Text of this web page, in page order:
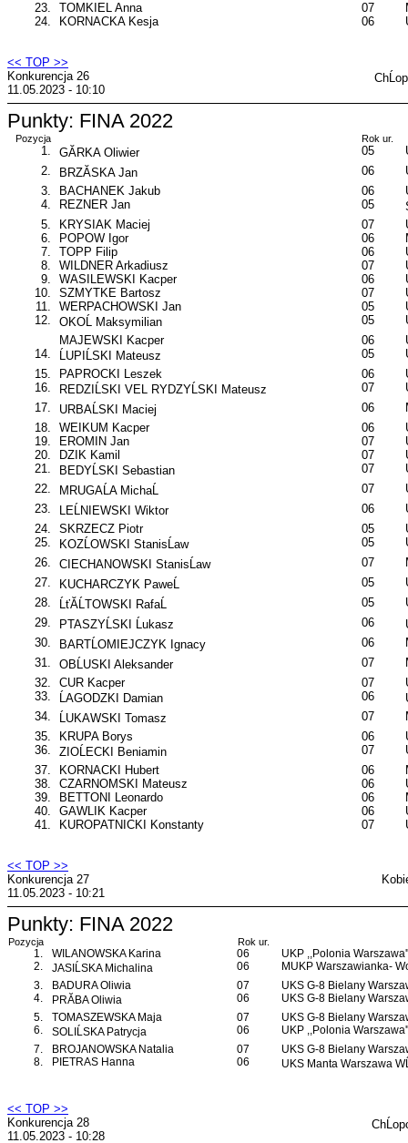
23.
TOMKIEL Anna 07
24.
KORNACKA Kesja 06
<< TOP >>
Konkurencja 26
11.05.2023 - 10:10
Punkty: FINA 2022
Pozycja Rok ur.
1. GĂRKA Oliwier 05
2.
BRZĂSKA Jan 06
3.
BACHANEK Jakub 06
4.
REZNER Jan 05
5.
KRYSIAK Maciej 07
6.
POPOW Igor 06
7.
TOPP Filip 06
8.
WILDNER Arkadiusz 07
9.
WASILEWSKI Kacper 06
10.
SZMYTKE Bartosz 07
11.
WERPACHOWSKI Jan 05
12.
OKOĹ Maksymilian 05
MAJEWSKI Kacper
06
14.
ĹUPIĹSKI Mateusz 05
15.
PAPROCKI Leszek 06
16.
REDZIĹSKI VEL RYDZYĹSKI Mateusz 07
17.
URBAĹSKI Maciej 06
18.
WEIKUM Kacper 06
19.
EROMIN Jan 07
20.
DZIK Kamil 07
21.
BEDYĹSKI Sebastian 07
22.
MRUGAĹA MichaĹ 07
23.
LEĹNIEWSKI Wiktor 06
24.
SKRZECZ Piotr 05
25.
KOZĹOWSKI StanisĹaw 05
26.
CIECHANOWSKI StanisĹaw 07
27.
KUCHARCZYK PaweĹ 05
28.
ĹťĂĹTOWSKI RafaĹ 05
29.
PTASZYĹSKI Ĺukasz 06
30.
BARTĹOMIEJCZYK Ignacy 06
31.
OBĹUSKI Aleksander 07
32.
CUR Kacper 07
33.
ĹAGODZKI Damian 06
34.
ĹUKAWSKI Tomasz 07
35.
KRUPA Borys 06
36.
ZIOĹECKI Beniamin 07
37.
KORNACKI Hubert 06
38.
CZARNOMSKI Mateusz 06
39.
BETTONI Leonardo 06
40.
GAWLIK Kacper 06
41.
KUROPATNICKI Konstanty 07
<< TOP >>
Konkurencja 27
11.05.2023 - 10:21
Punkty: FINA 2022
Pozycja Rok ur.
1. WILANOWSKA Karina 06
UKP ,,Polonia Warszawa''
2.
JASIĹSKA Michalina 06
MUKP Warszawianka-
3.
BADURA Oliwia 07
UKS G-8 Bielany
4.
PRĂBA Oliwia 06
UKS G-8 Bielany
5.
TOMASZEWSKA Maja 07
UKS G-8 Bielany
6.
SOLIĹSKA Patrycja 06
UKP ,,Polonia Warszawa''
7.
BROJANOWSKA Natalia 07
UKS G-8 Bielany
8.
PIETRAS Hanna 06 UKS Manta Warszawa
<< TOP >>
Konkurencja 28
11.05.2023 - 10:28